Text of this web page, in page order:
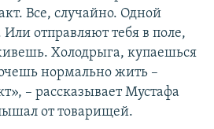
Все, случайно. Одной
Или отправляют тебя в поле,
Холодрыга, купаешься
нормально жить –
– рассказывает Мустафа
от товарищей.